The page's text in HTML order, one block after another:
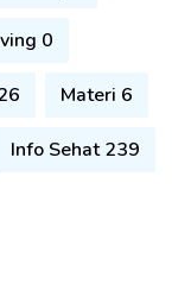
0
Materi 6
Info Sehat 239